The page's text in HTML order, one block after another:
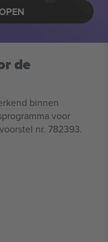
de
binnen
voor
nr. 782393.